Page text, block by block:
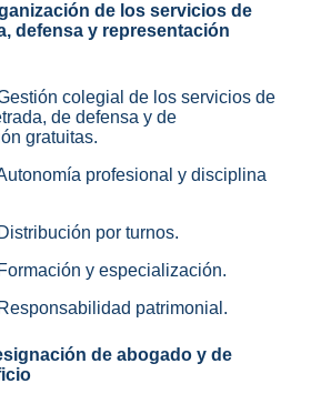
de los servicios de
defensa y representación
colegial de los servicios de
de defensa y de
gratuitas.
profesional y disciplina
por turnos.
y especialización.
patrimonial.
de abogado y de